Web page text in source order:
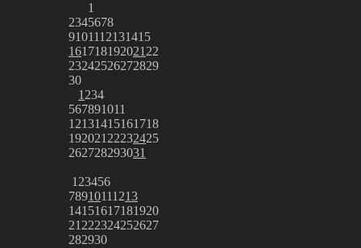
1
2345678
9101112131415
161718192021 22
23242526272829
30
1 234
567891011
12131415161718
192021 22232425
262728293031
1 23456
78910111213
14151617181920
21 222324252627
282930